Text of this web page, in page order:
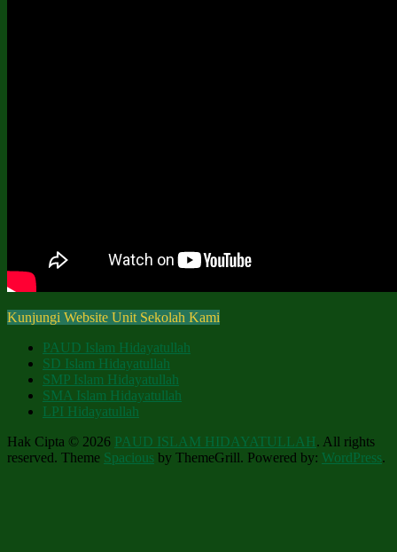
Kunjungi Website Unit Sekolah Kami
PAUD Islam Hidayatullah
SD Islam Hidayatullah
SMP Islam Hidayatullah
SMA Islam Hidayatullah
LPI Hidayatullah
Hak Cipta © 2026 PAUD ISLAM HIDAYATULLAH. All rights
reserved. Theme Spacious by ThemeGrill. Powered by: WordPress.